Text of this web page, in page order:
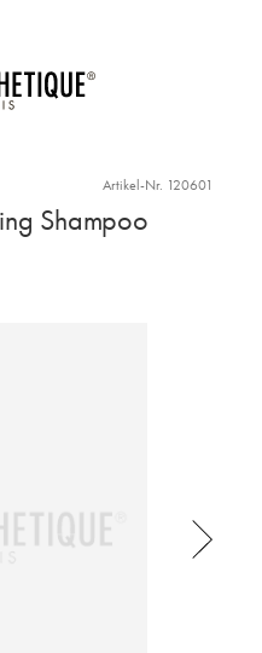
Artikel-Nr. 120601
Shampoo